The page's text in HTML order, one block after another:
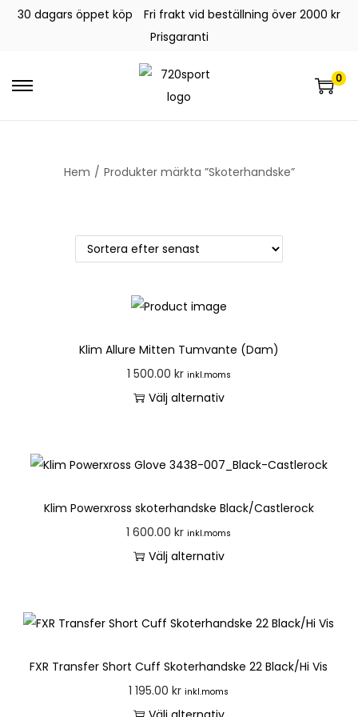
30 dagars öppet köp
Fri frakt vid beställning över 2000 kr
Prisgaranti
0
Hem / Produkter märkta ”Skoterhandske”
Klim Allure Mitten Tumvante (Dam)
1 500.00 kr inkl.moms
Välj alternativ
Klim Powerxross skoterhandske Black/Castlerock
1 600.00kr inkl.moms
Välj alternativ
FXR Transfer Short Cuff Skoterhandske 22 Black/Hi Vis
1 195.00kr inkl.moms